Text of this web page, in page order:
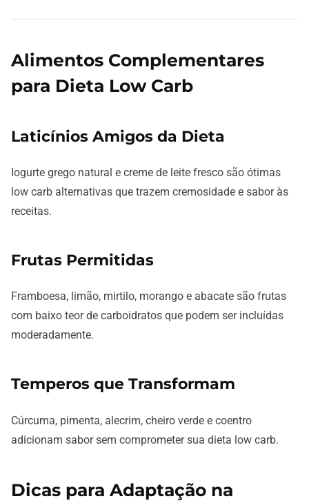
Alimentos Complementares
para Dieta Low Carb
Laticínios Amigos da Dieta
Iogurte grego natural e creme de leite fresco são ótimas
low carb alternativas que trazem cremosidade e sabor às
receitas.
Frutas Permitidas
Framboesa, limão, mirtilo, morango e abacate são frutas
com baixo teor de carboidratos que podem ser incluídas
moderadamente.
Temperos que Transformam
Cúrcuma, pimenta, alecrim, cheiro verde e coentro
adicionam sabor sem comprometer sua dieta low carb.
Dicas para Adaptação na